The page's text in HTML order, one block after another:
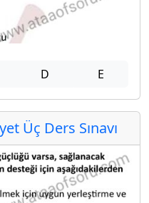
D E
Üç Ders Sınavı